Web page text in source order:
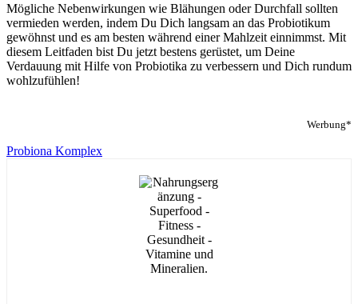
Mögliche Nebenwirkungen wie Blähungen oder Durchfall sollten
vermieden werden, indem Du Dich langsam an das Probiotikum
gewöhnst und es am besten während einer Mahlzeit einnimmst. Mit
diesem Leitfaden bist Du jetzt bestens gerüstet, um Deine
Verdauung mit Hilfe von Probiotika zu verbessern und Dich rundum
wohlzufühlen!
Werbung*
Probiona Komplex